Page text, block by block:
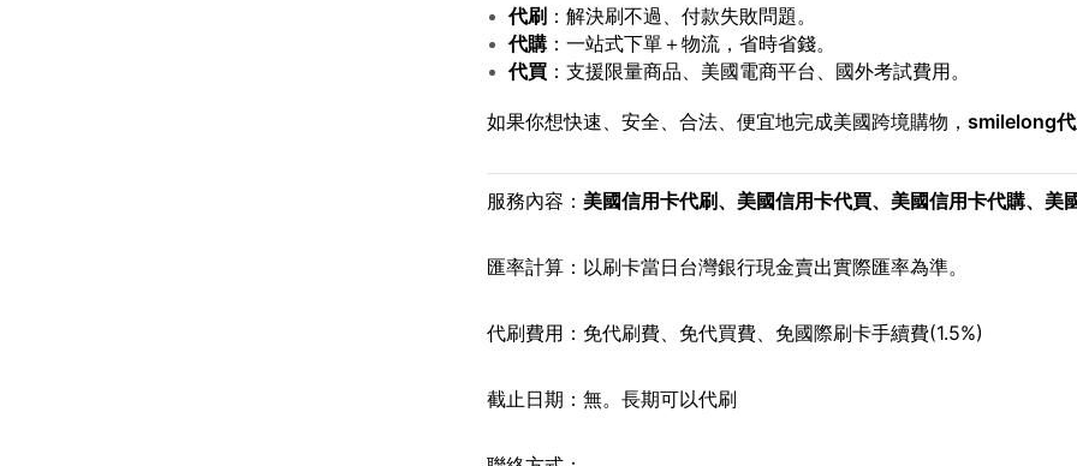
代刷：解決刷不過、付款失敗問題。
代購：一站式下單＋物流，省時省錢。
代買：支援限量商品、美國電商平台、國外考試費用。
如果你想快速、安全、合法、便宜地完成美國跨境購物， smilelong
服務內容： 美國信用卡代刷、 美國信用卡代買、 美國信用卡代購、 美
匯率計算：以刷卡當日台灣銀行現金賣出實際匯率為準。
代刷費用：免代刷費、免代買費、免國際刷卡手續費(1.5%)
截止日期：無。長期可以代刷